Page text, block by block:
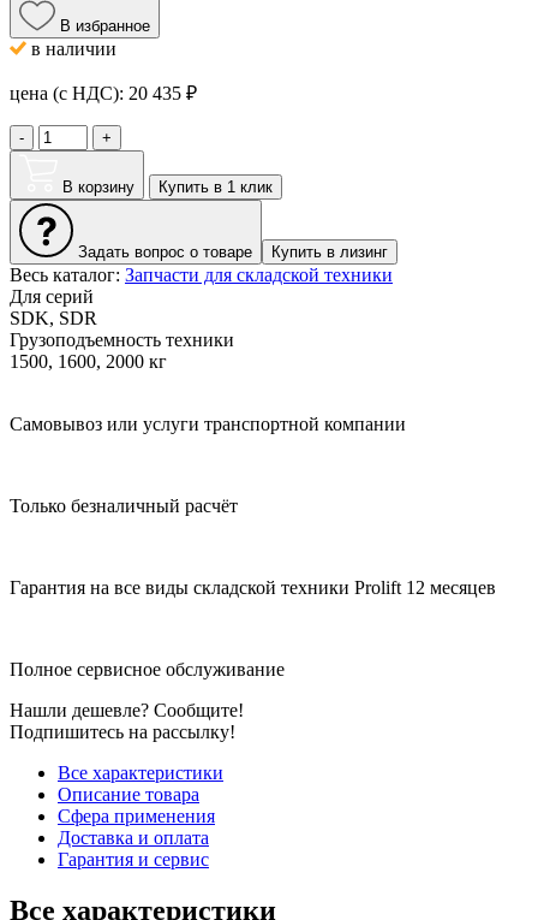
В избранное
в наличии
цена (с НДС): 20 435 ₽
- +
В корзину Купить в 1 клик
Задать вопрос о товаре Купить в лизинг
Весь каталог: Запчасти для складской техники
Для серий
SDK, SDR
Грузоподъемность техники
1500, 1600, 2000 кг
Самовывоз или услуги транспортной компании
Только безналичный расчёт
Гарантия на все виды складской техники Prolift 12 месяцев
Полное сервисное обслуживание
Нашли дешевле? Сообщите!
Подпишитесь на рассылку!
Все характеристики
Описание товара
Сфера применения
Доставка и оплата
Гарантия и сервис
Все характеристики